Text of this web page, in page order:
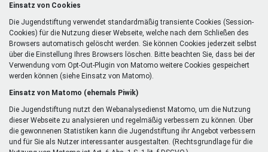
Einsatz von Cookies
Die Jugendstiftung verwendet standardmäßig transiente Cookies (Session-
Cookies) für die Nutzung dieser Webseite, welche nach dem Schließen des
Browsers automatisch gelöscht werden. Sie können Cookies jederzeit selbst
über die Einstellung Ihres Browsers löschen. Bitte beachten Sie, dass bei der
Verwendung vom Opt-Out-Plugin von Matomo weitere Cookies gespeichert
werden können (siehe Einsatz von Matomo).
Einsatz von Matomo (ehemals Piwik)
Die Jugendstiftung nutzt den Webanalysedienst Matomo, um die Nutzung
dieser Webseite zu analysieren und regelmäßig verbessern zu können. Über
die gewonnenen Statistiken kann die Jugendstiftung ihr Angebot verbessern
und für Sie als Nutzer interessanter ausgestalten. (Rechtsgrundlage für die